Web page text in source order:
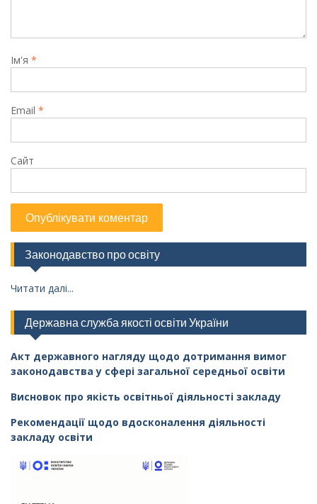
Ім'я *
Email *
Сайт
Законодавство про освіту
Читати далі...
Державна служба якості освіти України
Акт державного нагляду щодо дотримання вимог
законодавства у сфері загальної середньої освіти
Висновок про якість освітньої діяльності закладу
Рекомендації щодо вдосконалення діяльності
закладу освіти